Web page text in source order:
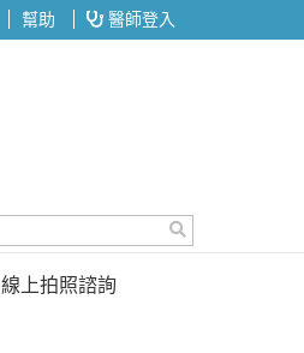
幫助 醫師登入
線上拍照諮詢